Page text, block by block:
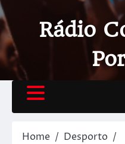
Rádio
Home
Desporto